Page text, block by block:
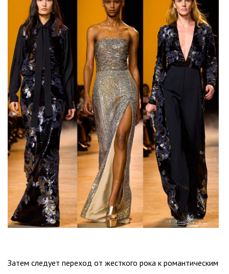
Затем следует переход от жесткого рока к романтическим